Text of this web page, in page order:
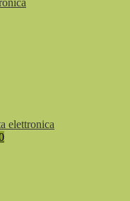
elettronica